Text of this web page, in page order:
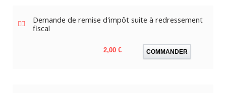
Demande de remise d'impôt suite à redressement
fiscal
Prix
2,00 € COMMANDER